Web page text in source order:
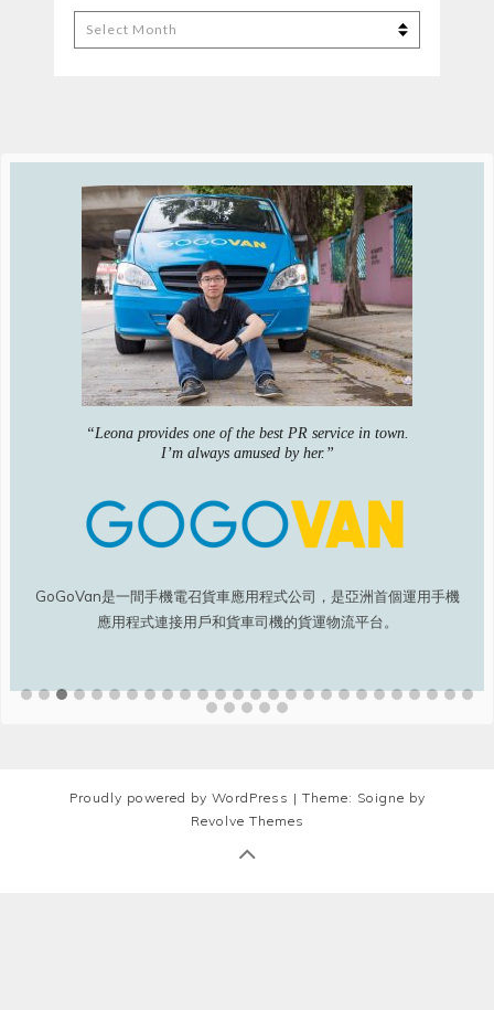
Archives
“Leona provides one of the best PR service in town.
I’m always amused by her.”
GoGoVan是一間手機電召貨車應用程式公司，是亞洲首個運用手機
應用程式連接用戶和貨車司機的貨運物流平台。
Proudly powered by WordPress | Theme: Soigne by
Revolve Themes